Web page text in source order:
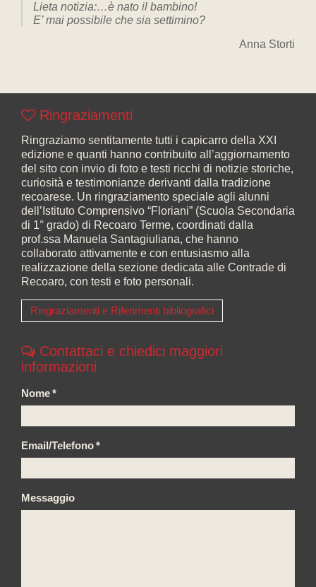
Lieta notizia:…è nato il bambino!
E’ mai possibile che sia settimino?
Anna Storti
Ringraziamenti
Ringraziamo sentitamente tutti i capicarro della XXI
edizione e quanti hanno contribuito all’aggiornamento
del sito con invio di foto e testi ricchi di notizie storiche,
curiosità e testimonianze derivanti dalla tradizione
recoarese. Un ringraziamento speciale agli alunni
dell’Istituto Comprensivo “Floriani” (Scuola Secondaria
di 1° grado) di Recoaro Terme, coordinati dalla
prof.ssa Manuela Santagiuliana, che hanno
collaborato attivamente e con entusiasmo alla
realizzazione della sezione dedicata alle Contrade di
Recoaro, con testi e foto personali.
Ringraziamenti e Riferimenti bibliografici
Contattaci e chiedici maggiori
informazioni
Nome*
Email/Telefono*
Messaggio